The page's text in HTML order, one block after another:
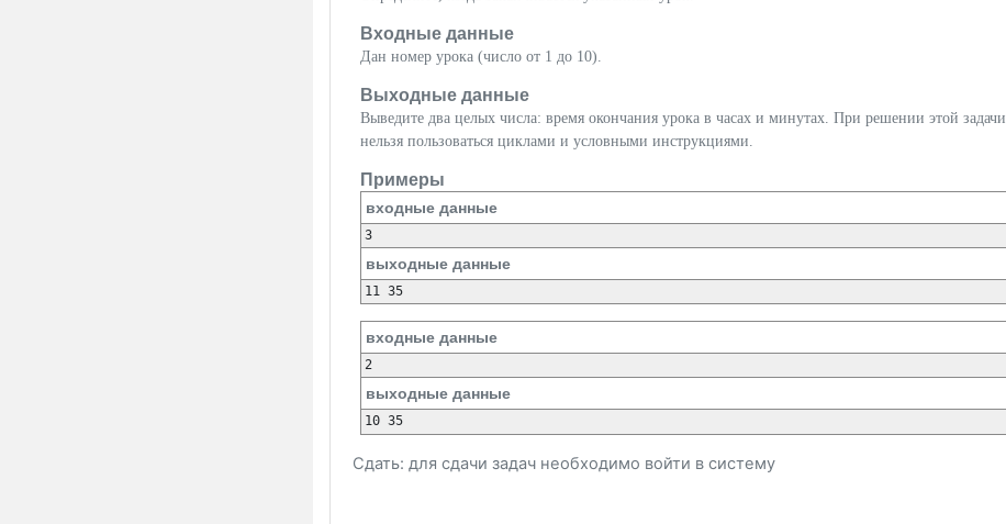
Входные данные
Дан номер урока (число от 1 до 10).
Выходные данные
Выведите два целых числа: время окончания урока в часах и минутах. При решении этой задачи
нельзя пользоваться циклами и условными инструкциями.
Примеры
входные данные
выходные данные
входные данные
выходные данные
Сдать: для сдачи задач необходимо войти в систему